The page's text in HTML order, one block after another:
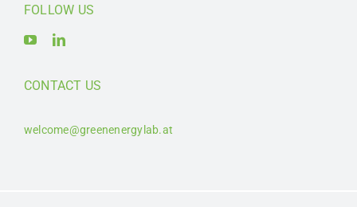
FOLLOW US
CONTACT US
welcome@greenenergylab.at